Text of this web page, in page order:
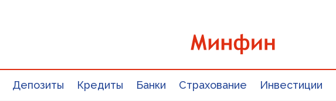
Депозиты Кредиты Банки Страхование Инвестиции